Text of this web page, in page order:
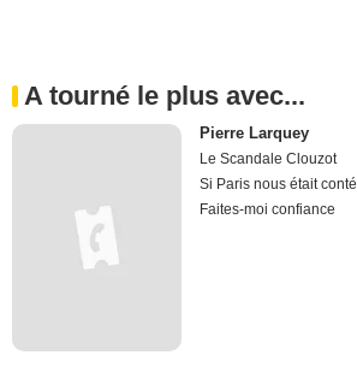
A tourné le plus avec...
Pierre Larquey
Le Scandale Clouzot
Si Paris nous était conté
Faites-moi confiance